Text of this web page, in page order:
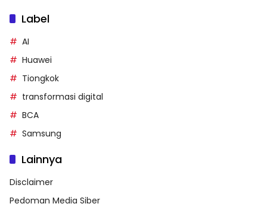
Label
AI
Huawei
Tiongkok
transformasi digital
BCA
Samsung
Lainnya
Disclaimer
Pedoman Media Siber